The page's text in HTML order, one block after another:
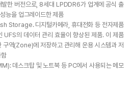
한 버전으로, 8세대 LPDDR6가 업계에 공식 출
능을 업그레이드한 제품
Storage. 디지털카메라, 휴대전화 등 전자제품
UFS의 데이터 관리 효율이 향상된 제품. 이 제품
구역(Zone)에 저장하고 관리해 운용 시스템과 저
데스크탑 및 노트북 등 PC에서 사용되는 메모